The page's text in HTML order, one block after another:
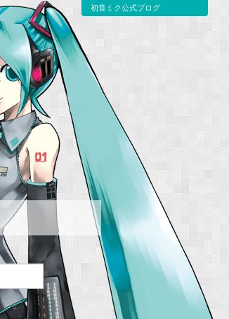
初音ミク公式ブログ